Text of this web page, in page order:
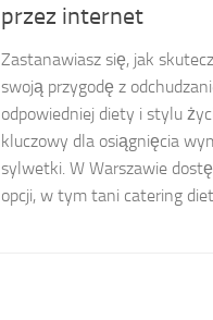
przez internet
Zastanawiasz się, jak
swoją przygodę z
odpowiedniej diety i stylu
kluczowy dla osiągnięcia
sylwetki. W Warszawie
opcji, w tym tani catering